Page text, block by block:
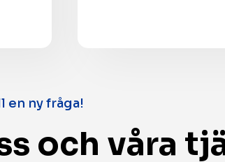
en ny fråga!
och våra